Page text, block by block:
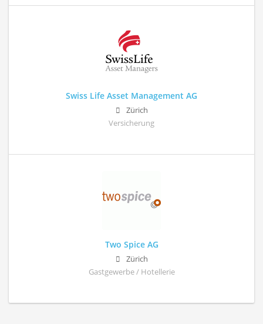
Swiss Life Asset Management AG
Zürich
Versicherung
Two Spice AG
Zürich
Gastgewerbe / Hotellerie